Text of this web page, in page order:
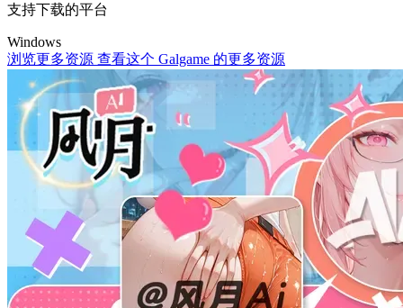
支持下载的平台
Windows
浏览更多资源 查看这个 Galgame 的更多资源